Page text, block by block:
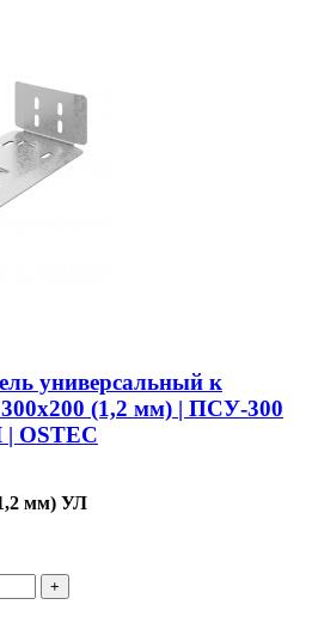
универсальный к
(1,2 мм) | ПСУ-300
| OSTEC
мм) УЛ